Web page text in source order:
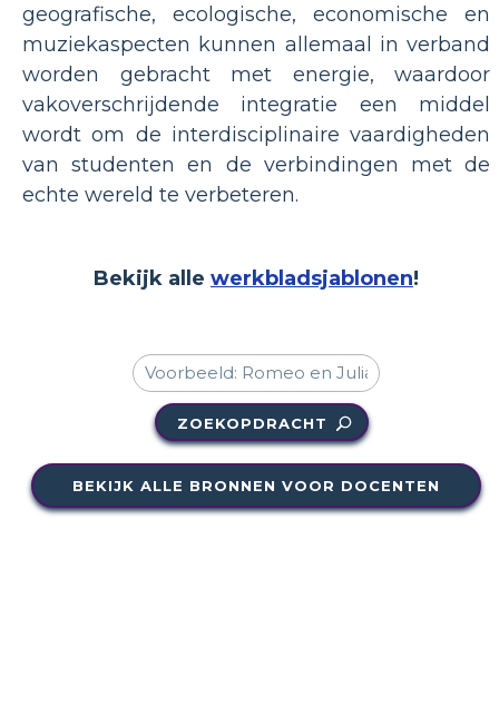
geografische, ecologische, economische en
muziekaspecten kunnen allemaal in verband
worden gebracht met energie, waardoor
vakoverschrijdende integratie een middel
wordt om de interdisciplinaire vaardigheden
van studenten en de verbindingen met de
echte wereld te verbeteren.
Bekijk alle werkbladsjablonen!
ZOEKOPDRACHT
BEKIJK ALLE BRONNEN VOOR DOCENTEN